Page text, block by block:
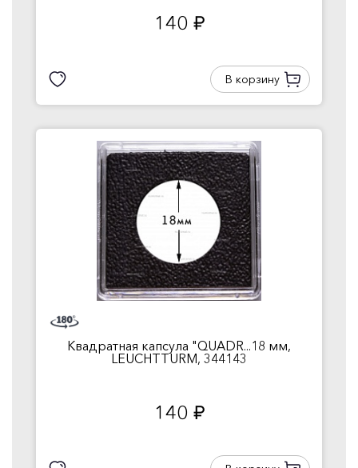
140 руб.
В корзину
Квадратная капсула "QUADR...18 мм,
LEUCHTTURM, 344143
140 руб.